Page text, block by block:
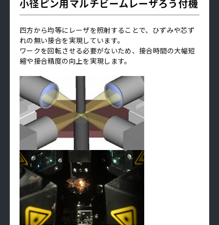
小径ピン用マルチビームレーザろう付機
四方から均等にレーザを照射することで、ひずみや芯ず
れの無い接合を実現しています。
ワークを回転させる必要がないため、接合時間の大幅短
縮や接合精度の向上を実現します。